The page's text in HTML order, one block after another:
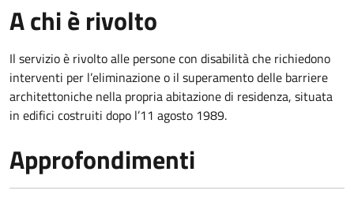
A chi è rivolto
Il servizio è rivolto alle persone con disabilità che richiedono
interventi per l’eliminazione o il superamento delle barriere
architettoniche nella propria abitazione di residenza, situata
in edifici costruiti dopo l’11 agosto 1989.
Approfondimenti